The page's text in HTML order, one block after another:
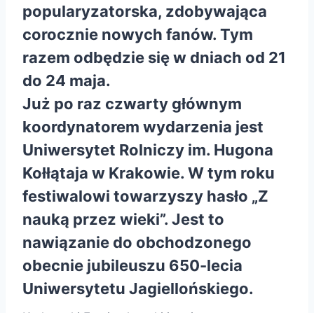
popularyzatorska, zdobywająca
corocznie nowych fanów. Tym
razem odbędzie się w dniach od 21
do 24 maja.
Już po raz czwarty głównym
koordynatorem wydarzenia jest
Uniwersytet Rolniczy im. Hugona
Kołłątaja w Krakowie. W tym roku
festiwalowi towarzyszy hasło „Z
nauką przez wieki”. Jest to
nawiązanie do obchodzonego
obecnie jubileuszu 650-lecia
Uniwersytetu Jagiellońskiego.